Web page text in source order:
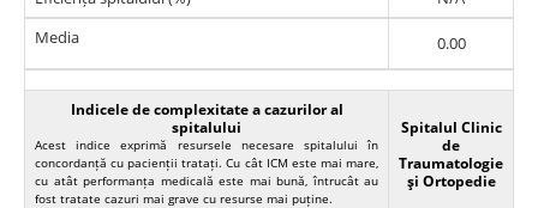
Media
0.00
Indicele de complexitate a cazurilor al
spitalului
Acest indice exprimă resursele necesare spitalului în
concordanță cu pacienții tratați. Cu cât ICM este mai mare,
cu atât performanța medicală este mai bună, întrucât au
fost tratate cazuri mai grave cu resurse mai puține.
Spitalul Clinic
de
Traumatologie
şi Ortopedie